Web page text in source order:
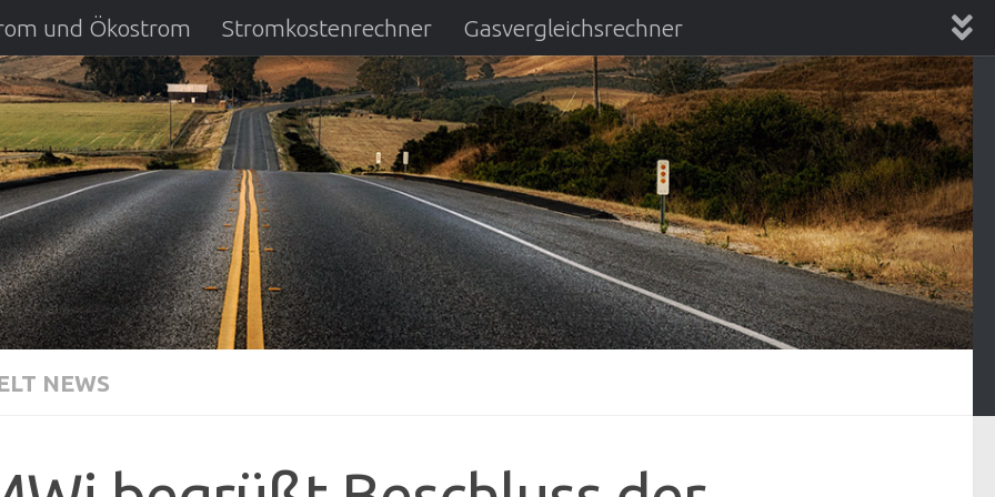
und Ökostrom Stromkostenrechner Gasvergleichsrechner
DSL Anbietervergleich Kreditvergleichsrechner
NEWS